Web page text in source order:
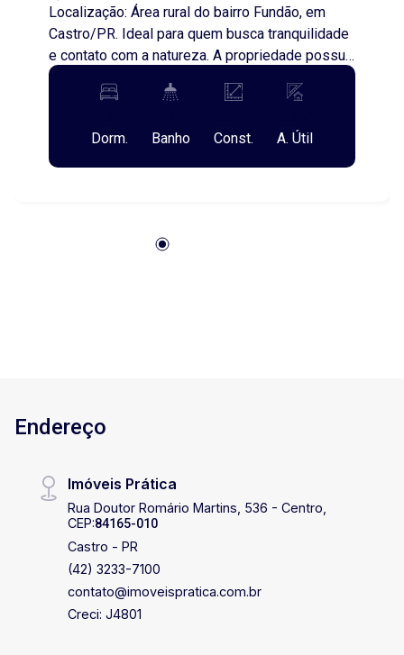
Localização: Área rural do bairro Fundão, em
Castro/PR. Ideal para quem busca tranquilidade
e contato com a natureza. A propriedade possui
uma casa com 80 metros quadrados de área
construída e conta com: - Varanda - 3
deles externo O terreno conta com 800 metros
quadrados. Infraestrutura inclui água, padrão de
Dorm.
Banho
Const.
A. Útil
Endereço
Imóveis Prática
Rua Doutor Romário Martins, 536 - Centro,
CEP:84165-010
Castro - PR
(42) 3233-7100
contato@imoveispratica.com.br
Creci: J4801